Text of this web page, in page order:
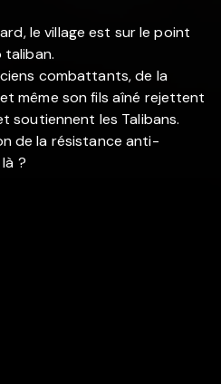
le village est sur le point
taliban.
combattants, de la
même son fils aîné rejettent
soutiennent les Talibans.
de la résistance anti-
?